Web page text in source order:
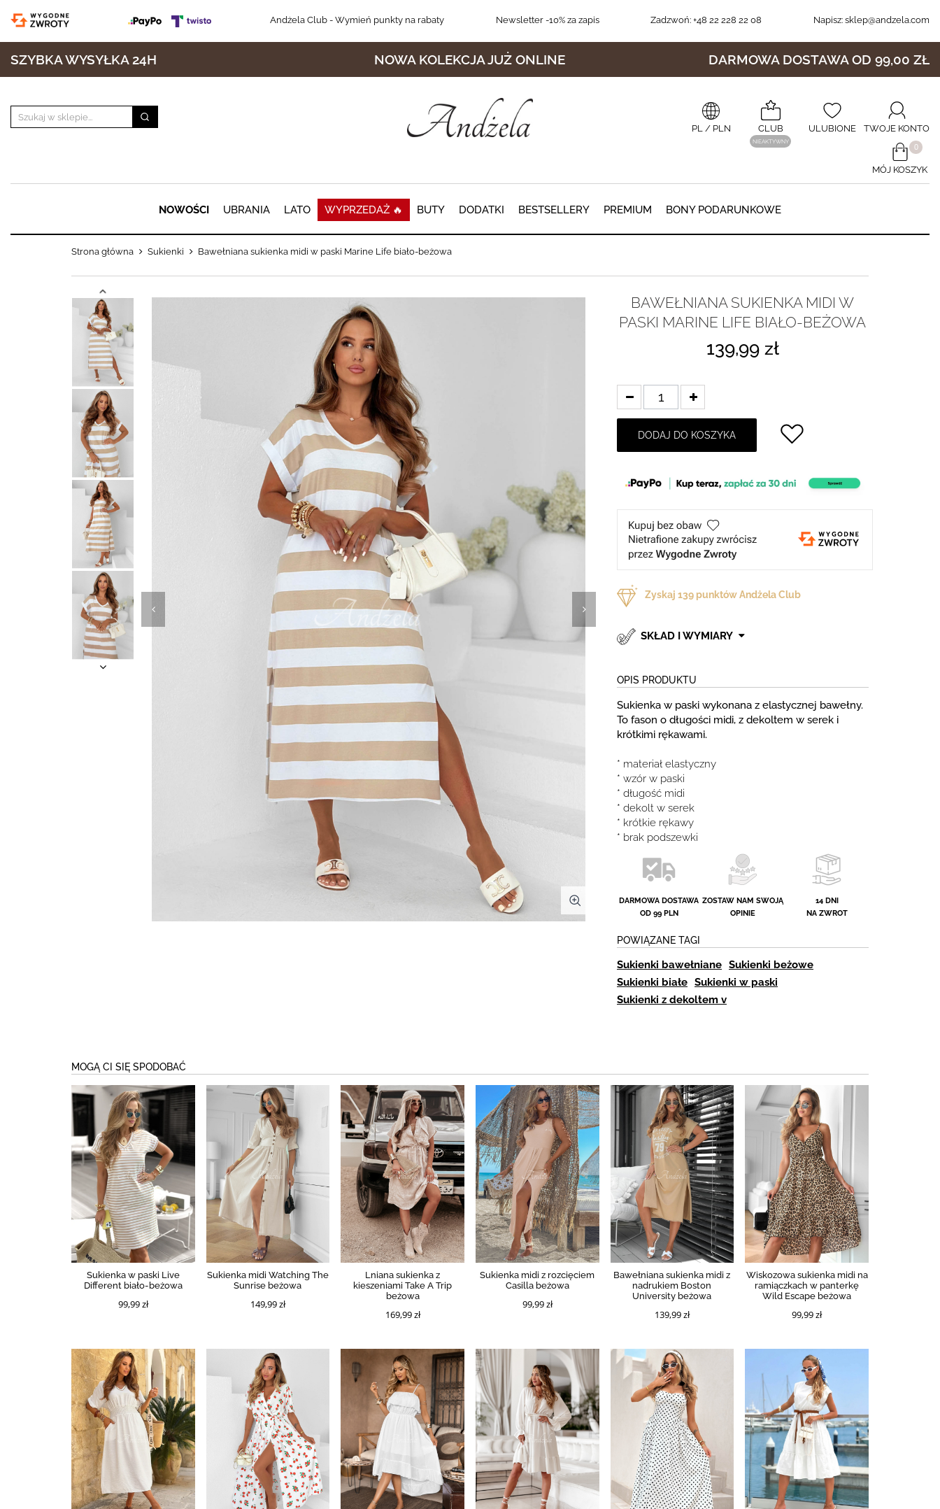
Andżela Club- Wymień punkty na rabaty Newsletter-10% za zapis Zadzwoń: +48 22 228 22 08 Napisz: sklep@andzela.com
SZYBKA WYSYŁKA 24H NOWA KOLEKCJA JUŻ ONLINE DARMOWA DOSTAWA OD 99,00 ZŁ
PL/ PLN CLUB
NIEAKTYWNY
ULUBIONE TWOJE KONTO
​0
MÓJ KOSZYK
NOWOŚCI UBRANIA LATO WYPRZEDAŻ 🔥 BUTY DODATKI BESTSELLERY PREMIUM BONY PODARUNKOWE
Strona główna Sukienki Bawełniana sukienka midi w paski Marine Life biało-beżowa
BAWEŁNIANA SUKIENKA MIDI W
PASKI MARINE LIFE BIAŁO-BEŻOWA
139,99 zł
DODAJ DO KOSZYKA
Zyskaj 139 punktów Andżela Club
SKŁAD I WYMIARY
OPIS PRODUKTU
Sukienka w paski wykonana z elastycznej bawełny.
To fason o długości midi, z dekoltem w serek i
krótkimi rękawami.
* materiał elastyczny
* wzór w paski
* długość midi
* dekolt w serek
* krótkie rękawy
* brak podszewki
DARMOWA DOSTAWA
OD 99 PLN
ZOSTAW NAM SWOJĄ
OPINIE
14 DNI
NA ZWROT
POWIĄZANE TAGI
Sukienki bawełniane Sukienki beżowe
Sukienki białe Sukienki w paski
Sukienki z dekoltem v
MOGĄ CI SIĘ SPODOBAĆ
Sukienka w paski Live
Different biało-beżowa
99,99 zł
Sukienka midi Watching The
Sunrise beżowa
149,99 zł
Lniana sukienka z
kieszeniami Take A Trip
beżowa
169,99 zł
Sukienka midi z rozcięciem
Casilla beżowa
99,99 zł
Bawełniana sukienka midi z
nadrukiem Boston
University beżowa
139,99 zł
Wiskozowa sukienka midi na
ramiączkach w panterkę
Wild Escape beżowa
99,99 zł